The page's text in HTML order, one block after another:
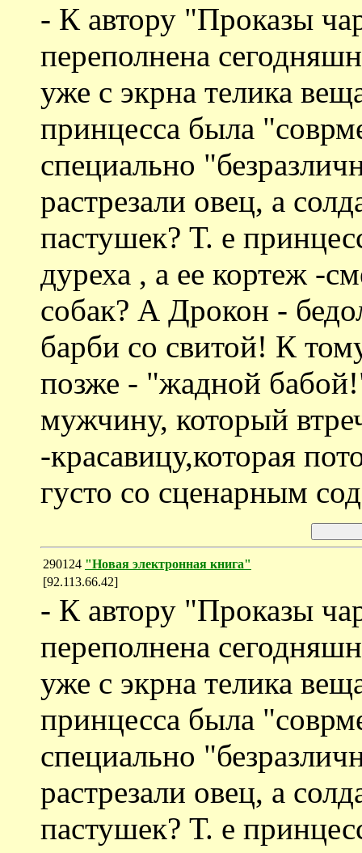
- К автору "Проказы
переполнена
уже с экрна телика
принцесса была
специально
растрезали овец, а
пастушек? Т. е
дуреха , а ее кортеж -
собак? А Дрокон -
барби со свитой! К
позже - "жадной
мужчину, который
-красавицу,которая
густо со сценарным
290124 "Новая электронная книга"
[92.113.66.42]
- К автору "Проказы
переполнена
уже с экрна телика
принцесса была
специально
растрезали овец, а
пастушек? Т. е